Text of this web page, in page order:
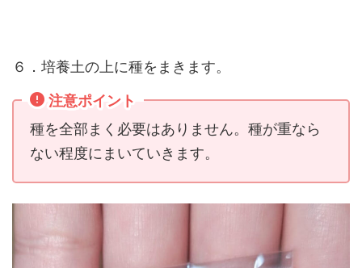
６．培養土の上に種をまきます。
注意ポイント
種を全部まく必要はありません。種が重なら
ない程度にまいていきます。